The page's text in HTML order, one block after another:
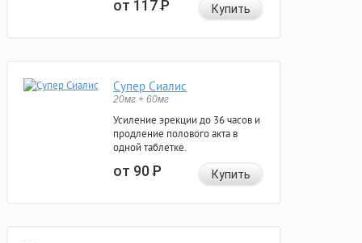
от 117Р Купить
Супер Сиалис
20мг + 60мг
Усиление эрекции до 36 часов и
продление полового акта в
одной таблетке.
от 90Р Купить